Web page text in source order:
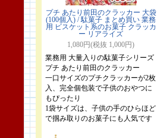
プチ あたり前田のクラッカー 大袋
(100個入) / 駄菓子 まとめ買い 業務
用 ビスケット系のお菓子 クラッカ
ー リアライズ
1,080円(税抜 1,000円)
業務用 大量入りの駄菓子シリーズ
プチ あたり前田のクラッカー
一口サイズのプチクラッカーが2枚
入、完全個包装で子供のおやつに
もぴったり
1袋サイズは、子供の手のひらほど
で掴み取りのお菓子にも人気です